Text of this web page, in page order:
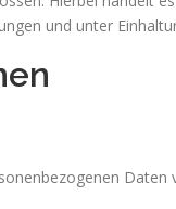
und unter